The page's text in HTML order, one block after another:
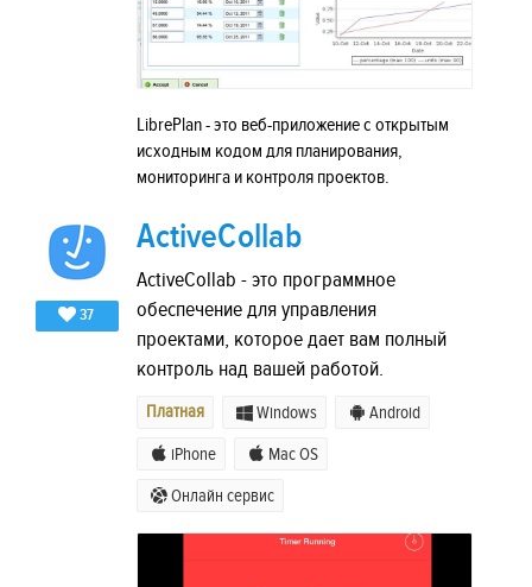
LibrePlan - это веб-приложение с открытым
исходным кодом для планирования,
мониторинга и контроля проектов.
37
ActiveCollab
ActiveCollab - это программное
обеспечение для управления
проектами, которое дает вам полный
контроль над вашей работой.
Платная Windows Android
iPhone Mac OS
Онлайн сервис